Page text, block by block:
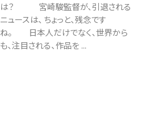
は？ 宮崎駿監督が、引退される
ニュースは、 ちょっと、残念です
ね。 日本人だけでなく、世界から
も、注目される、作品を ...